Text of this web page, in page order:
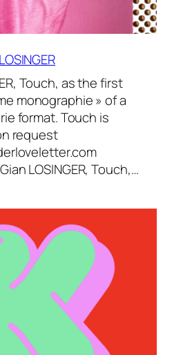
Touch, as the first
monographie » of a
format. Touch is
request
LOSINGER, Touch,…